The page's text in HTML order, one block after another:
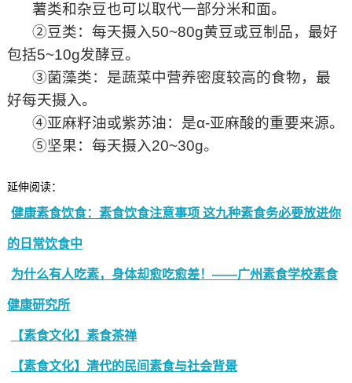
薯类和杂豆也可以取代一部分米和面。
②豆类：每天摄入50~80g黄豆或豆制品，最好
包括5~10g发酵豆。
③菌藻类：是蔬菜中营养密度较高的食物，最
好每天摄入。
④亚麻籽油或紫苏油：是α-亚麻酸的重要来源。
⑤坚果：每天摄入20~30g。
延伸阅读：
健康素食饮食：素食饮食注意事项 这九种素食务必要放进你
的日常饮食中
为什么有人吃素，身体却愈吃愈差！——广州素食学校素食
健康研究所
【素食文化】素食茶禅
【素食文化】清代的民间素食与社会背景